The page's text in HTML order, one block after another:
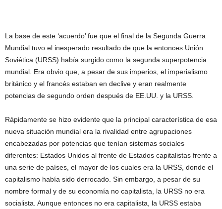
La base de este ‘acuerdo’ fue que el final de la Segunda Guerra
Mundial tuvo el inesperado resultado de que la entonces Unión
Soviética (URSS) había surgido como la segunda superpotencia
mundial. Era obvio que, a pesar de sus imperios, el imperialismo
británico y el francés estaban en declive y eran realmente
potencias de segundo orden después de EE.UU. y la URSS.
Rápidamente se hizo evidente que la principal característica de esa
nueva situación mundial era la rivalidad entre agrupaciones
encabezadas por potencias que tenían sistemas sociales
diferentes: Estados Unidos al frente de Estados capitalistas frente a
una serie de países, el mayor de los cuales era la URSS, donde el
capitalismo había sido derrocado. Sin embargo, a pesar de su
nombre formal y de su economía no capitalista, la URSS no era
socialista. Aunque entonces no era capitalista, la URSS estaba